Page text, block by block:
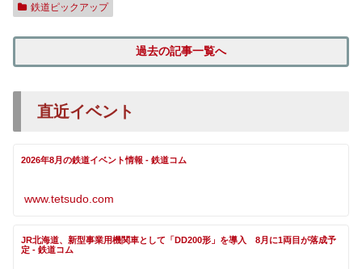
鉄道ピックアップ
過去の記事一覧へ
直近イベント
2026年8月の鉄道イベント情報 - 鉄道コム
www.tetsudo.com
JR北海道、新型事業用機関車として「DD200形」を導入 8月に1両目が落成予
定 - 鉄道コム